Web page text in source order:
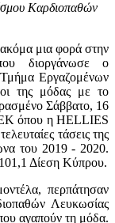
Καρδιοπαθών
μια φορά στην
διοργάνωσε ο
Εργαζομένων
της μόδας με το
Σάββατο, 16
όπου η HELLIES
τάσεις της
του 2019 - 2020.
Δίεση Κύπρου.
περπάτησαν
Λευκωσίας
αγαπούν τη μόδα.